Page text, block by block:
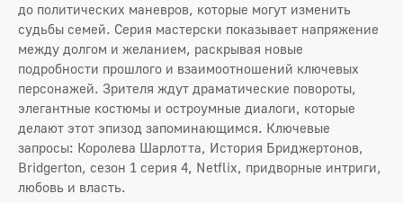
до политических маневров, которые могут изменить
судьбы семей. Серия мастерски показывает напряжение
между долгом и желанием, раскрывая новые
подробности прошлого и взаимоотношений ключевых
персонажей. Зрителя ждут драматические повороты,
элегантные костюмы и остроумные диалоги, которые
делают этот эпизод запоминающимся. Ключевые
запросы: Королева Шарлотта, История Бриджертонов,
Bridgerton, сезон 1 серия 4, Netflix, придворные интриги,
любовь и власть.